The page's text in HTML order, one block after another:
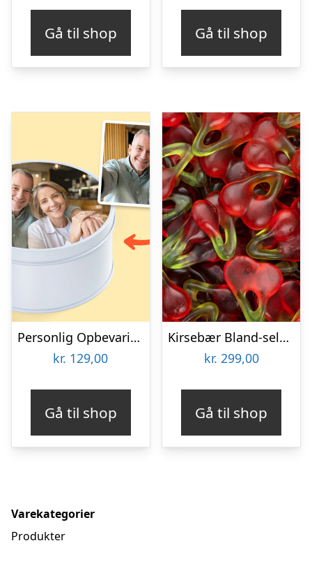
Gå til shop Gå til shop
Personlig Opbevaringsboks i Metal med Billede – Rund
kr. 129,00
Gå til shop
Kirsebær Bland-selv slik i kasser 2,4 kg
kr. 299,00
Gå til shop
Varekategorier
Produkter